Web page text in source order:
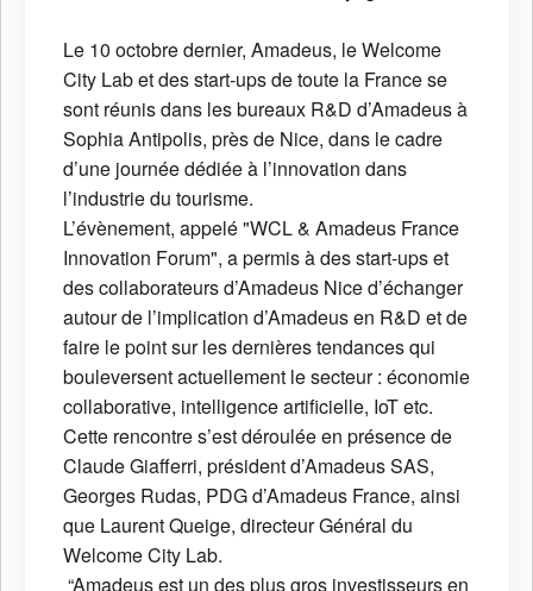
Le 10 octobre dernier, Amadeus, le Welcome
City Lab et des start-ups de toute la France se
sont réunis dans les bureaux R&D d’Amadeus à
Sophia Antipolis, près de Nice, dans le cadre
d’une journée dédiée à l’innovation dans
l’industrie du tourisme.
L’évènement, appelé "WCL & Amadeus France
Innovation Forum", a permis à des start-ups et
des collaborateurs d’Amadeus Nice d’échanger
autour de l’implication d’Amadeus en R&D et de
faire le point sur les dernières tendances qui
bouleversent actuellement le secteur : économie
collaborative, intelligence artificielle, IoT etc.
Cette rencontre s’est déroulée en présence de
Claude Giafferri, président d’Amadeus SAS,
Georges Rudas, PDG d’Amadeus France, ainsi
que Laurent Queige, directeur Général du
Welcome City Lab.
“Amadeus est un des plus gros investisseurs en